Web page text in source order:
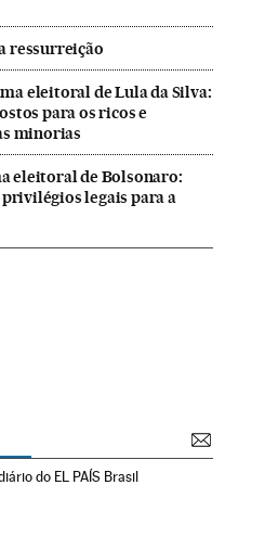
ressurreição
eleitoral de Lula da Silva:
para os ricos e
minorias
eleitoral de Bolsonaro:
legais para a
do EL PAÍS Brasil